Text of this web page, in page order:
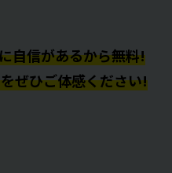
自信があるから無料!
ぜひご体感ください!